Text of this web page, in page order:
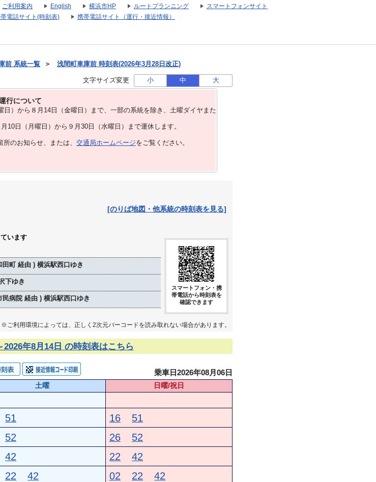
ご利用案内 English 横浜市HP ルートプランニング
スマートフォンサイト
電話サイト(時刻表) 携帯電話サイト（運行・接近情報）
前 系統一覧 ＞ 浅間町車庫前 時刻表(2026年3月28日改正)
文字サイズ変更 小 中 大
行について
）から８⽉14⽇（金曜日）まで、⼀部の系統を除き、⼟曜ダイヤまた
日（月曜日）から９月30日（水曜日）まで運休します。
のお知らせ、または、 交通局ホームページをご覧ください。
[のりば地図・他系統の時刻表を見る]
います
田町 経由 ) 横浜駅西口ゆき
下ゆき
民病院 経由 ) 横浜駅西口ゆき
スマートフォン・携
帯電話から時刻表を
確認できます
※ご利用環境によっては、正しく2次元バーコードを読み取れない場合があります。
2026年8月14日 の時刻表はこちら
乗車日2026年08月06日
土曜
日曜/祝日
51 16 51
52 26 52
42 22 42
22 42 02 22 42